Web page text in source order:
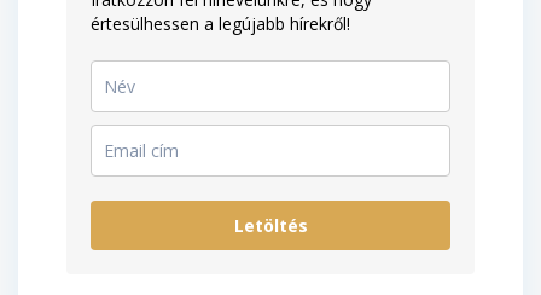
értesülhessen a legújabb hírekről!
Letöltés